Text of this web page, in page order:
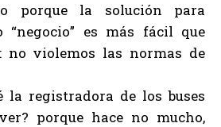
porque la solución para
“negocio” es más fácil que
no violemos las normas de
la registradora de los buses
porque hace no mucho,